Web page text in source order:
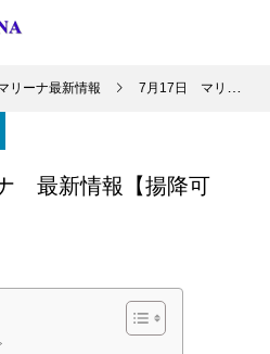
リーナ最新情報 7月17日 マリーナ 最新情報【揚降可能】
最新情報【揚降可